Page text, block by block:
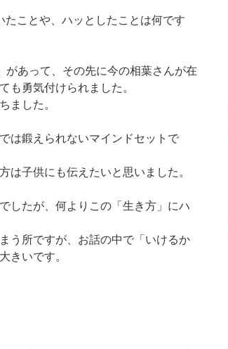
ことや、 ハッとしたことは何です
あって、 その先に今の相葉さんが在
も勇気付けられました。
ました。
は鍛えられないマインドセット で
は子供にも伝えたいと思いました。
したが、何よりこの「生き方」 にハ
う所ですが、お話の中で「 いけるか
きいです。